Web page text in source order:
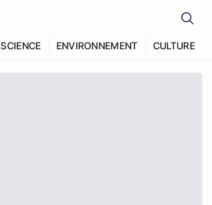
SCIENCE ENVIRONNEMENT CULTURE